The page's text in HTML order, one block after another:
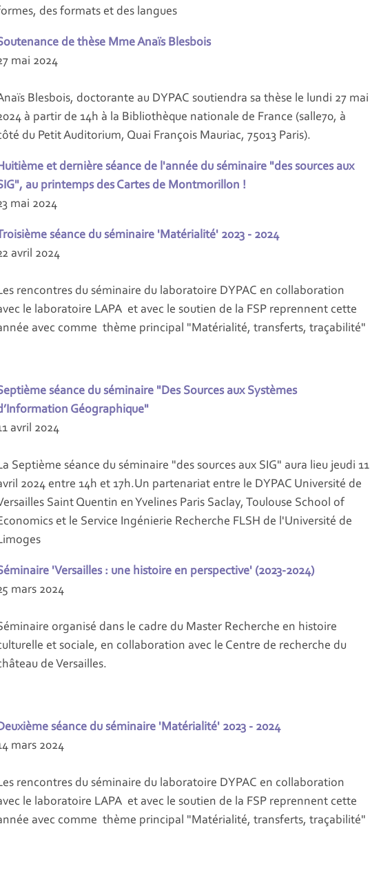
des formats et des langues
de thèse Mme Anaïs Blesbois
mai 2024
Blesbois, doctorante au DYPAC soutiendra sa thèse le lundi 27 mai
à partir de 14h à la Bibliothèque nationale de France (salle70, à
du Petit Auditorium, Quai François Mauriac, 75013 Paris).
et dernière séance de l'année du séminaire "des sources aux
au printemps des Cartes de Montmorillon !
mai 2024
séance du séminaire 'Matérialité' 2023 - 2024
avril 2024
rencontres du séminaire du laboratoire DYPAC en collaboration
le laboratoire LAPA et avec le soutien de la FSP reprennent cette
avec comme thème principal "Matérialité, transferts, traçabilité"
séance du séminaire "Des Sources aux Systèmes
Géographique"
avril 2024
Septième séance du séminaire "des sources aux SIG" aura lieu jeudi 11
2024 entre 14h et 17h.Un partenariat entre le DYPAC Université de
Saint Quentin en Yvelines Paris Saclay, Toulouse School of
et le Service Ingénierie Recherche FLSH de l'Université de
'Versailles : une histoire en perspective' (2023-2024)
mars 2024
organisé dans le cadre du Master Recherche en histoire
et sociale, en collaboration avec le Centre de recherche du
de Versailles.
séance du séminaire 'Matérialité' 2023 - 2024
mars 2024
rencontres du séminaire du laboratoire DYPAC en collaboration
le laboratoire LAPA et avec le soutien de la FSP reprennent cette
avec comme thème principal "Matérialité, transferts, traçabilité"